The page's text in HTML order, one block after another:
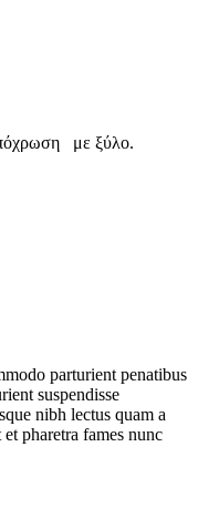
με ξύλο.
parturient penatibus
suspendisse
nibh lectus quam a
pharetra fames nunc